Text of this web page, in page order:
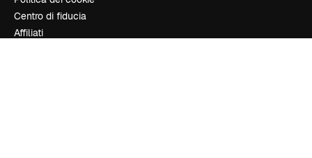
Centro di fiducia
Affiliati